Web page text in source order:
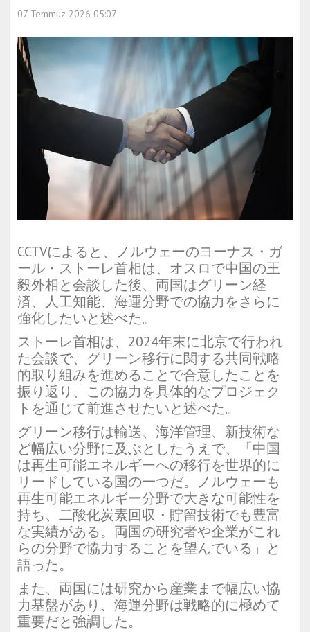
07 Temmuz 2026 05:07
CCTVによると、ノルウェーのヨーナス・ガ
ール・ストーレ首相は、オスロで中国の王
毅外相と会談した後、両国はグリーン経
済、人工知能、海運分野での協力をさらに
強化したいと述べた。
ストーレ首相は、2024年末に北京で行われ
た会談で、グリーン移行に関する共同戦略
的取り組みを進めることで合意したことを
振り返り、この協力を具体的なプロジェク
トを通じて前進させたいと述べた。
グリーン移行は輸送、海洋管理、新技術な
ど幅広い分野に及ぶとしたうえで、「中国
は再生可能エネルギーへの移行を世界的に
リードしている国の一つだ。ノルウェーも
再生可能エネルギー分野で大きな可能性を
持ち、二酸化炭素回収・貯留技術でも豊富
な実績がある。両国の研究者や企業がこれ
らの分野で協力することを望んでいる」と
語った。
また、両国には研究から産業まで幅広い協
力基盤があり、海運分野は戦略的に極めて
重要だと強調した。